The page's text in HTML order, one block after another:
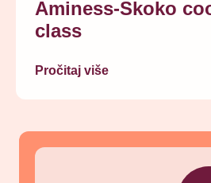
Aminess-Skoko
class
Pročitaj više